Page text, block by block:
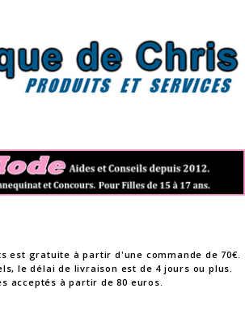
est gratuite à partir d'une commande de 70€.
le délai de livraison est de 4 jours ou plus.
acceptés à partir de 80 euros.